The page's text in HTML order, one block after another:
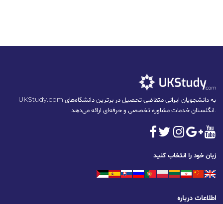
UKStudy.com به دانشجویان ایرانی متقاضی تحصیل در برترین دانشگاه‌های
زبان خود را انتخاب کنید
اطلاعات درباره